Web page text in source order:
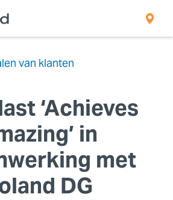
van klanten
‘Achieves
in
met
DG